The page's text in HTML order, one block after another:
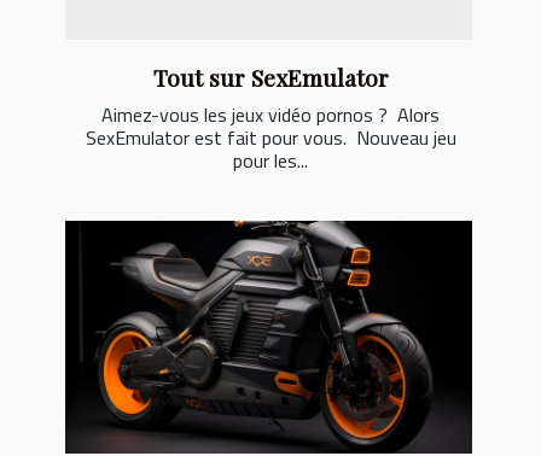
Tout sur SexEmulator
Aimez-vous les jeux vidéo pornos ? Alors
SexEmulator est fait pour vous. Nouveau jeu
pour les...